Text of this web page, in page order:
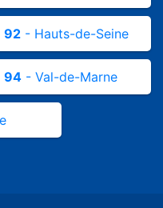
92 - Hauts-de-Seine
94 - Val-de-Marne